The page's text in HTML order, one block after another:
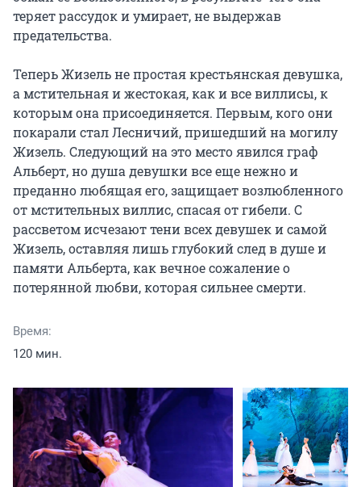
теряет рассудок и умирает, не выдержав
предательства.
Теперь Жизель не простая крестьянская девушка,
а мстительная и жестокая, как и все виллисы, к
которым она присоединяется. Первым, кого они
покарали стал Лесничий, пришедший на могилу
Жизель. Следующий на это место явился граф
Альберт, но душа девушки все еще нежно и
преданно любящая его, защищает возлюбленного
от мстительных виллис, спасая от гибели. С
рассветом исчезают тени всех девушек и самой
Жизель, оставляя лишь глубокий след в душе и
памяти Альберта, как вечное сожаление о
потерянной любви, которая сильнее смерти.
Время:
120 мин.